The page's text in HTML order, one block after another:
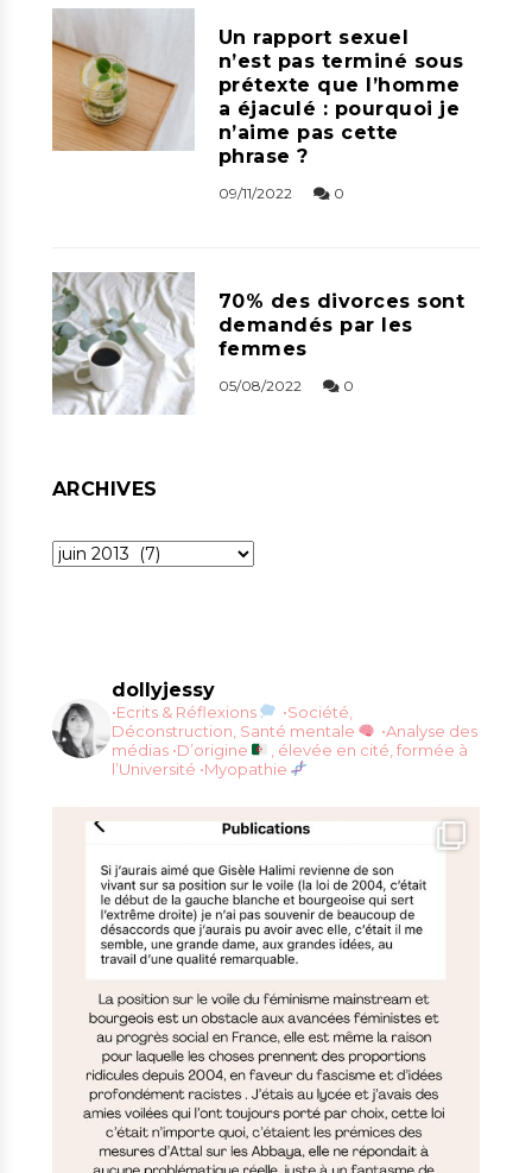
Un rapport sexuel
n’est pas terminé sous
prétexte que l’homme
a éjaculé : pourquoi je
n’aime pas cette
phrase ?
09/11/2022 0
70% des divorces sont
demandés par les
femmes
05/08/2022 0
ARCHIVES
Archives
dollyjessy
•Ecrits & Réflexions
•Société,
Déconstruction, Santé mentale
•Analyse des
médias •D’origine
, élevée en cité, formée à
l’Université •Myopathie